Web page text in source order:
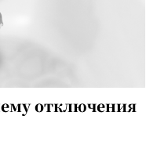
отключения